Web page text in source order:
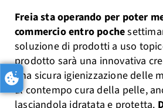
Freia sta operando per poter
commercio entro poche
soluzione di prodotti a uso
prodotto sarà una innovativa
una sicura igienizzazione delle
al contempo cura della pelle,
lasciandola idratata e protetta.